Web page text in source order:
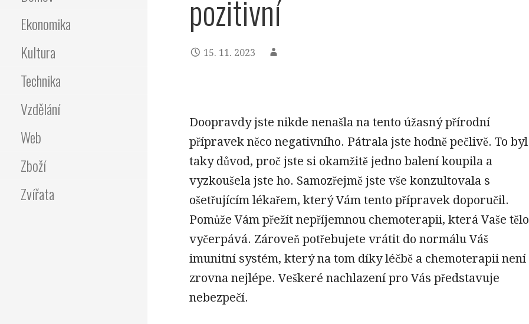
Ekonomika
Kultura
Technika
Vzdělání
Web
Zboží
Zvířata
pozitivní
15. 11. 2023
Doopravdy jste nikde nenašla na tento úžasný přírodní
přípravek něco negativního. Pátrala jste hodně pečlivě. To byl
taky důvod, proč jste si okamžitě jedno balení koupila a
vyzkoušela jste ho. Samozřejmě jste vše konzultovala s
ošetřujícím lékařem, který Vám tento přípravek doporučil.
Pomůže Vám přežít nepříjemnou chemoterapii, která Vaše tělo
vyčerpává. Zároveň potřebujete vrátit do normálu Váš
imunitní systém, který na tom díky léčbě a chemoterapii není
zrovna nejlépe. Veškeré nachlazení pro Vás představuje
nebezpečí.